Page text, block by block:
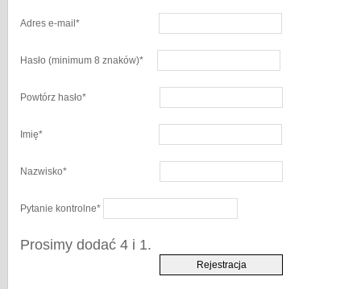
Adres e-mail *
Hasło (minimum 8 znaków)*
Powtórz hasło*
Imię*
Nazwisko*
Pytanie kontrolne*
Prosimy dodać 4 i 1.